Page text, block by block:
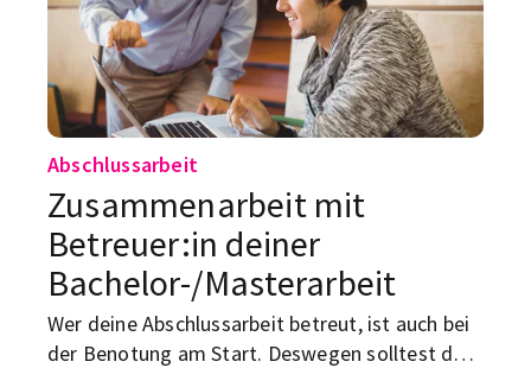
Abschlussarbeit
Zusammenarbeit mit
Betreuer:in deiner
Bachelor-/Masterarbeit
Wer deine Abschlussarbeit betreut, ist auch bei
der Benotung am Start. Deswegen solltest du